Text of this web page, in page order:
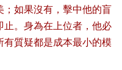
如果沒有，擊中他的盲
。身為在上位者，他必
質疑都是成本最小的模